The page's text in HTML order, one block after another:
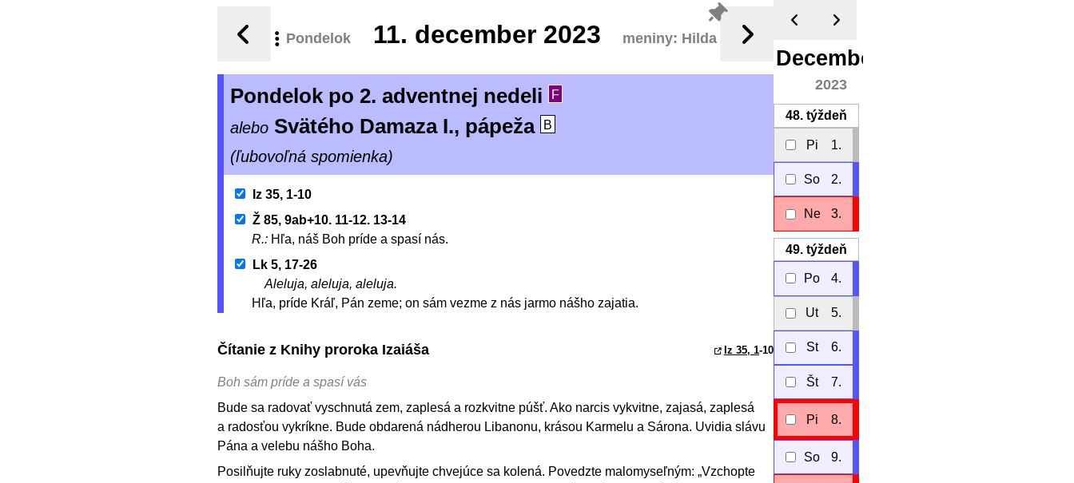
Pondelok 11. december 2023 meniny: Hilda
Pondelok po 2. adventnej nedeli F
alebo Svätého Damaza I., pápeža B
(ľubovoľná spomienka)
Iz 35, 1-10
Ž 85, 9ab+10. 11-12. 13-14
R.: Hľa, náš Boh príde a spasí nás.
Lk 5, 17-26
Aleluja, aleluja, aleluja.
Hľa, príde Kráľ, Pán zeme; on sám vezme z nás jarmo nášho zajatia.
Čítanie z Knihy proroka Izaiáša Iz 35, 1-10
Boh sám príde a spasí vás
Bude sa radovať vyschnutá zem, zaplesá a rozkvitne púšť. Ako narcis vykvitne, zajasá, zaplesá
a radosťou vykríkne. Bude obdarená nádherou Libanonu, krásou Karmelu a Sárona. Uvidia slávu
Pána a velebu nášho Boha.
Posilňujte ruky zoslabnuté, upevňujte chvejúce sa kolená. Povedzte malomyseľným: „Vzchopte
December
2023
48. týždeň
Pi 1.
So 2.
Ne 3.
49. týždeň
Po 4.
Ut 5.
St 6.
Št 7.
Pi 8.
So 9.